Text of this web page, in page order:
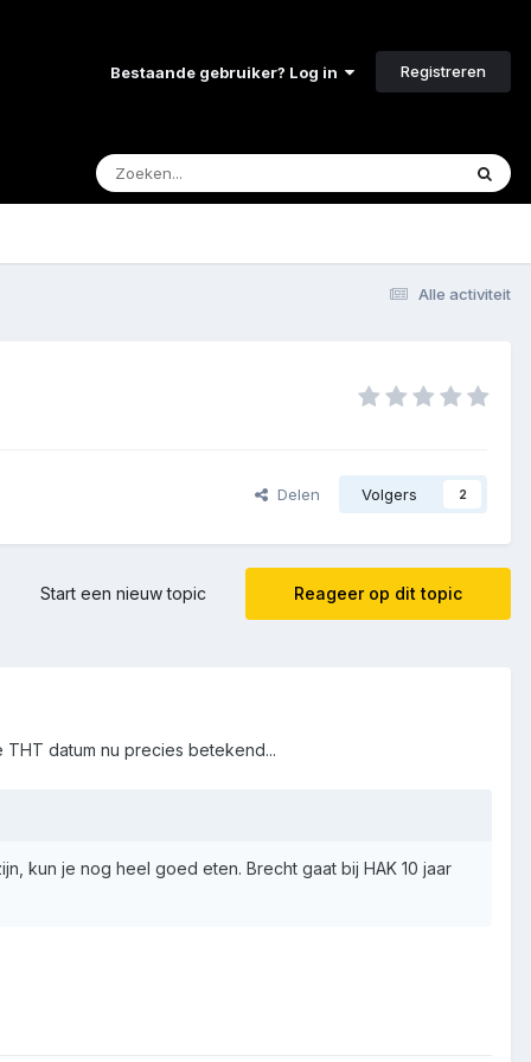
Bestaande gebruiker? Log in Registreren
Alle activiteit
Delen Volgers 2
Reageer op dit topic
Start een nieuw topic
datum nu precies betekend...
kun je nog heel goed eten. Brecht gaat bij HAK 10 jaar